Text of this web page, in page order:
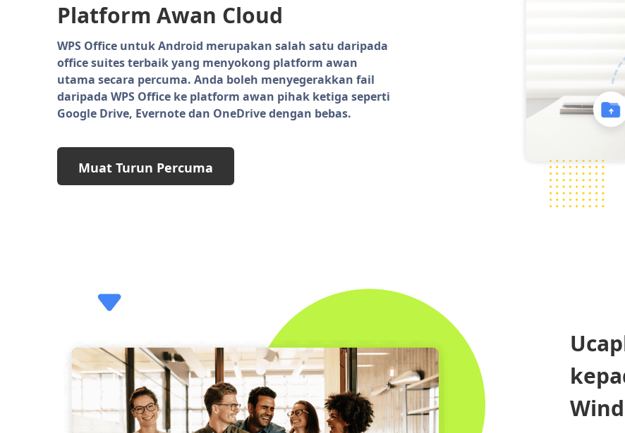
Platform Awan Cloud
WPS Office untuk Android merupakan salah satu daripada
office suites terbaik yang menyokong platform awan
utama secara percuma. Anda boleh menyegerakkan fail
daripada WPS Office ke platform awan pihak ketiga seperti
Google Drive, Evernote dan OneDrive dengan bebas.
Muat Turun Percuma